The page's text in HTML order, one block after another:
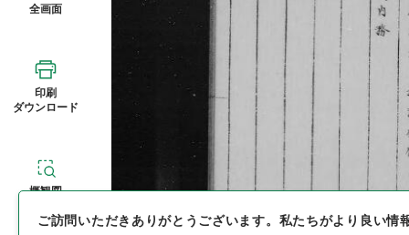
全画面
印刷
ダウンロード
概観図
ご訪問いただきありがとうございます。 私たちがより良い情